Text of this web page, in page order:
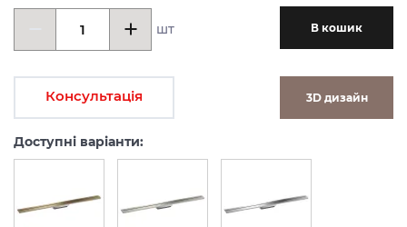
шт В кошик
Консультація 3D дизайн
Доступні варіанти: